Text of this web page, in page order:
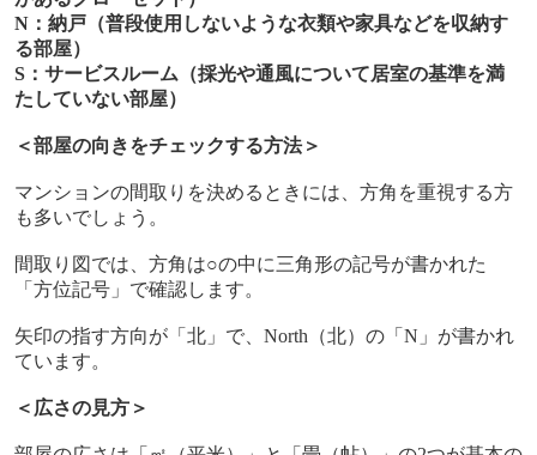
N：納戸（普段使用しないような衣類や家具などを収納す
る部屋）
S：サービスルーム （採光や通風について居室の基準を満
たしていない部屋）
＜部屋の向きをチェックする方法＞
マンションの間取りを決めるときには、方角を重視する方
も多いでしょう。
間取り図では、方角は○の中に三角形の記号が書かれた
「方位記号」で確認します。
矢印の指す方向が「北」で、 North （北）の「 N 」が書かれ
ています。
＜広さの見方＞